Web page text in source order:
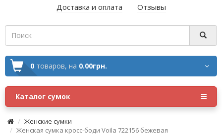
Доставка и оплата Отзывы
0 товаров, на 0.00грн.
Каталог сумок
Женские сумки
Женская сумка кросс-боди Voila 722156 бежевая